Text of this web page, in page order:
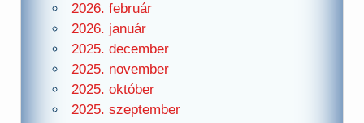
2026. február
2026. január
2025. december
2025. november
2025. október
2025. szeptember